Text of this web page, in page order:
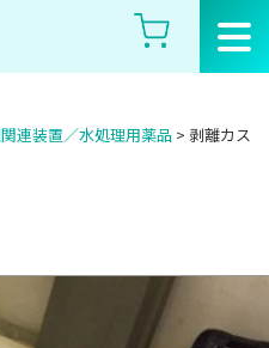
連装置／水処理用薬品 > 剥離カス